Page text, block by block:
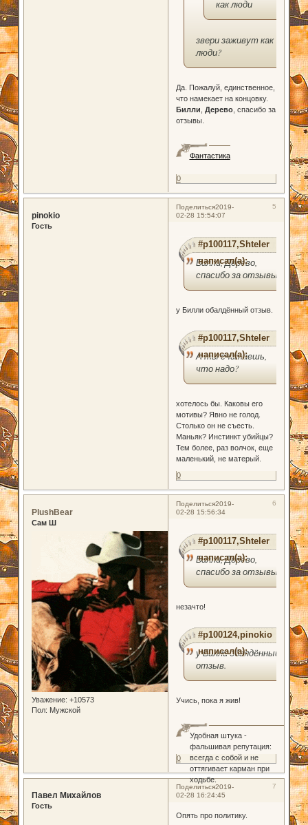
как люди
звери заживут как
люди?
Да. Пожалуй, единственное,
что намекает на концовку.
Билли Дерево, спасибо за
отзывы.
Фантастика
0
Поделиться 5
2019-
02-28 15:54:07
pinokio
Гость
#p100117,Shteler
написал(а):
Билли, Дерево,
спасибо за отзывы.
у Билли обалдённый отзыв.
#p100117,Shteler
написал(а):
А ты считаешь,
что надо?
хотелось бы. Каковы его
мотивы? Явно не голод.
Столько он не съесть.
Маньяк? Инстинкт убийцы?
Тем более, раз волчок, еще
маленький, не матерый.
0
Поделиться 6
2019-
02-28 15:56:34
PlushBear
Сам Ш
Уважение: +10573
Пол: Мужской
#p100117,Shteler
написал(а):
Билли, Дерево,
спасибо за отзывы.
незачто!
#p100124,pinokio
написал(а):
у Билли обалдённый
отзыв.
Учись, пока я жив!
Удобная штука -
фальшивая репутация:
всегда с собой и не
оттягивает карман при
ходьбе.
0
Поделиться 7
2019-
02-28 16:24:45
Павел Михайлов
Гость
Опять про политику.